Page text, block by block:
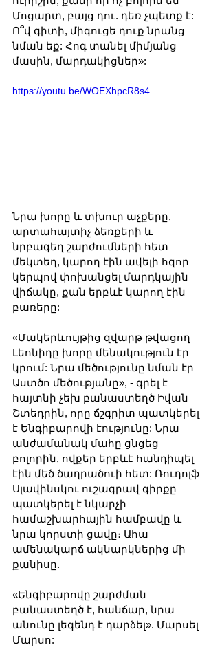
Մոցարտ, բայց դու. դեռ չպետք է:
Ո՞վ գիտի, միգուցե դուք նրանց
նման եք: Հոգ տանել միմյանց
մասին, մարդակիցներ»:
https://youtu.be/WOEXhpcR8s4
Նրա խորը և տխուր աչքերը,
արտահայտիչ ձեռքերի և
նրբագեղ շարժումների հետ
մեկտեղ, կարող էին ավելի հզոր
կերպով փոխանցել մարդկային
վիճակը, քան երբևէ կարող էին
բառերը:
«Մակերևույթից զվարթ թվացող
Լեոնիդը խորը մենակություն էր
կրում: Նրա մեծությունը նման էր
Աստծո մեծությանը», - գրել է
հայտնի չեխ բանաստեղծ Իվան
Շտեդրին, որը ճշգրիտ պատկերել
է Ենգիբարովի էությունը: Նրա
անժամանակ մահը ցնցեց
բոլորին, ովքեր երբևէ հանդիպել
էին մեծ ծաղրածուի հետ: Ռուդոլֆ
Սլավինսկու ուշագրավ գիրքը
պատկերել է նկարչի
համաշխարհային համբավը և
նրա կորստի ցավը։ Ահա
ամենակարճ ակնարկներից մի
քանիսը.
«Ենգիբարովը շարժման
բանաստեղծ է, հանճար, նրա
անունը լեգենդ է դարձել». Մարսել
Մարսո: